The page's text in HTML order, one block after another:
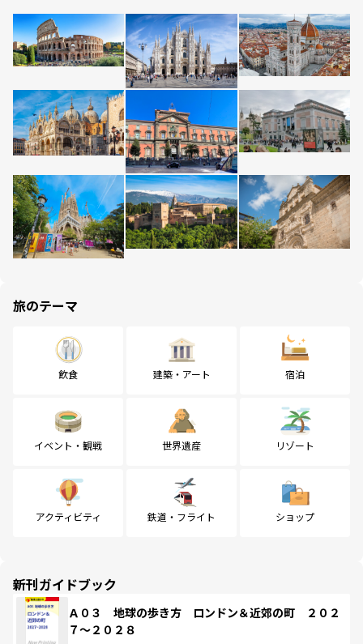
旅のテーマ
飲食 建築・アート 宿泊
イベント・観戦 世界遺産 リゾート
アクティビティ 鉄道・フライト ショップ
新刊ガイドブック
Ａ０３ 地球の歩き方 ロンドン＆近郊の町 ２０２
７～２０２８